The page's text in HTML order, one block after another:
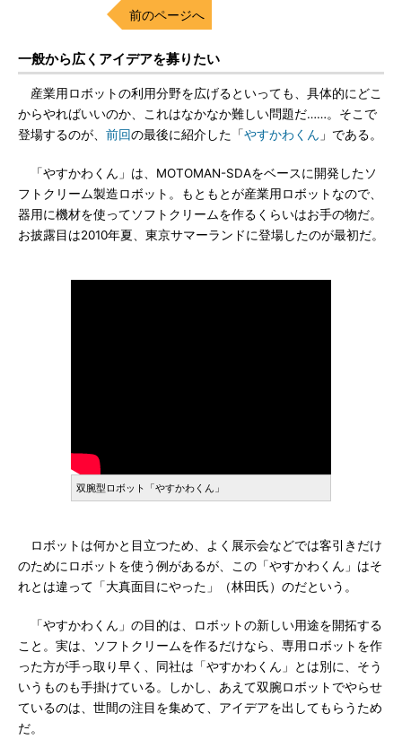
前のページへ
一般から広くアイデアを募りたい
産業用ロボットの利用分野を広げるといっても、具体的にどこ
からやればいいのか、これはなかなか難しい問題だ……。そこで
登場するのが、 前回の最後に紹介した「やすかわくん 」である。
「やすかわくん」は、MOTOMAN-SDAをベースに開発したソ
フトクリーム製造ロボット。もともとが産業用ロボットなので、
器用に機材を使ってソフトクリームを作るくらいはお手の物だ。
お披露目は2010年夏、東京サマーランドに登場したのが最初だ。
双腕型ロボット「やすかわくん」
ロボットは何かと目立つため、よく展示会などでは客引きだけ
のためにロボットを使う例があるが、この「やすかわくん」はそ
れとは違って「大真面目にやった」（林田氏）のだという。
「やすかわくん」の目的は、ロボットの新しい用途を開拓する
こと。実は、ソフトクリームを作るだけなら、専用ロボットを作
った方が手っ取り早く、同社は「やすかわくん」とは別に、そう
いうものも手掛けている。しかし、あえて双腕ロボットでやらせ
ているのは、世間の注目を集めて、アイデアを出してもらうため
だ。